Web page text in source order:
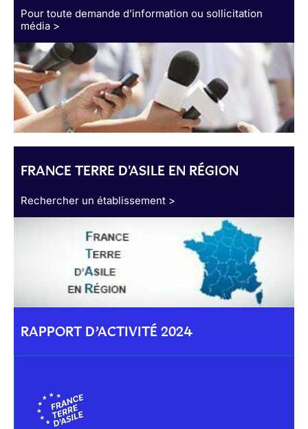
Pour toute demande d’information ou sollicitation
média >
FRANCE TERRE D'ASILE EN RÉGION
Rechercher un établissement >
RAPPORT D’ACTIVITÉ 2024